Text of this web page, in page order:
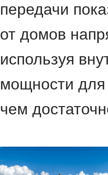
передачи
от домов
используя
мощности для
чем